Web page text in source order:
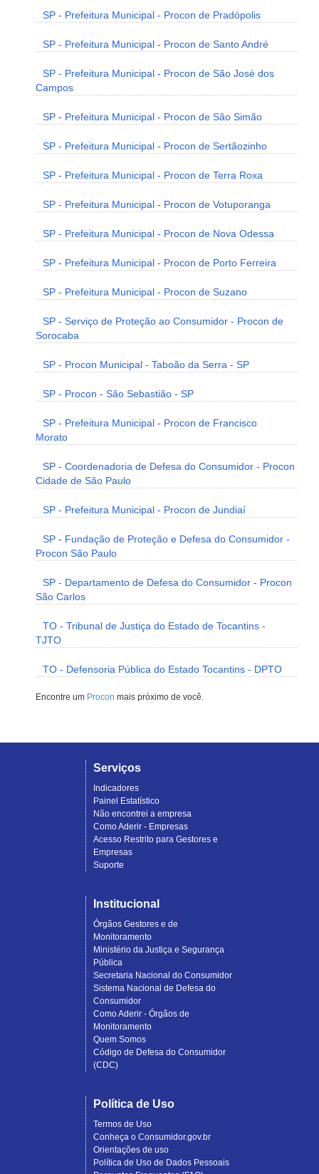
SP - Prefeitura Municipal - Procon de Pradópolis
SP - Prefeitura Municipal - Procon de Santo André
SP - Prefeitura Municipal - Procon de São José dos
Campos
SP - Prefeitura Municipal - Procon de São Simão
SP - Prefeitura Municipal - Procon de Sertãozinho
SP - Prefeitura Municipal - Procon de Terra Roxa
SP - Prefeitura Municipal - Procon de Votuporanga
SP - Prefeitura Municipal - Procon de Nova Odessa
SP - Prefeitura Municipal - Procon de Porto Ferreira
SP - Prefeitura Municipal - Procon de Suzano
SP - Serviço de Proteção ao Consumidor - Procon de
Sorocaba
SP - Procon Municipal - Taboão da Serra - SP
SP - Procon - São Sebastião - SP
SP - Prefeitura Municipal - Procon de Francisco
Morato
SP - Coordenadoria de Defesa do Consumidor - Procon
Cidade de São Paulo
SP - Prefeitura Municipal - Procon de Jundiaí
SP - Fundação de Proteção e Defesa do Consumidor -
Procon São Paulo
SP - Departamento de Defesa do Consumidor - Procon
São Carlos
TO - Tribunal de Justiça do Estado de Tocantins -
TJTO
TO - Defensoria Pública do Estado Tocantins - DPTO
Encontre um Procon mais próximo de você.
Serviços
Indicadores
Painel Estatístico
Não encontrei a empresa
Como Aderir - Empresas
Acesso Restrito para Gestores e
Empresas
Suporte
Institucional
Órgãos Gestores e de
Monitoramento
Ministério da Justiça e Segurança
Pública
Secretaria Nacional do Consumidor
Sistema Nacional de Defesa do
Consumidor
Como Aderir - Órgãos de
Monitoramento
Quem Somos
Código de Defesa do Consumidor
(CDC)
Política de Uso
Termos de Uso
Conheça o Consumidor.gov.br
Orientações de uso
Política de Uso de Dados Pessoais